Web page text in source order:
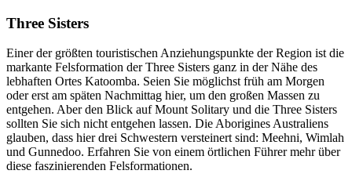
Three Sisters
Einer der größten touristischen Anziehungspunkte der Region ist die
markante Felsformation der Three Sisters ganz in der Nähe des
lebhaften Ortes Katoomba. Seien Sie möglichst früh am Morgen
oder erst am späten Nachmittag hier, um den großen Massen zu
entgehen. Aber den Blick auf Mount Solitary und die Three Sisters
sollten Sie sich nicht entgehen lassen. Die Aborigines Australiens
glauben, dass hier drei Schwestern versteinert sind: Meehni, Wimlah
und Gunnedoo. Erfahren Sie von einem örtlichen Führer mehr über
diese faszinierenden Felsformationen.